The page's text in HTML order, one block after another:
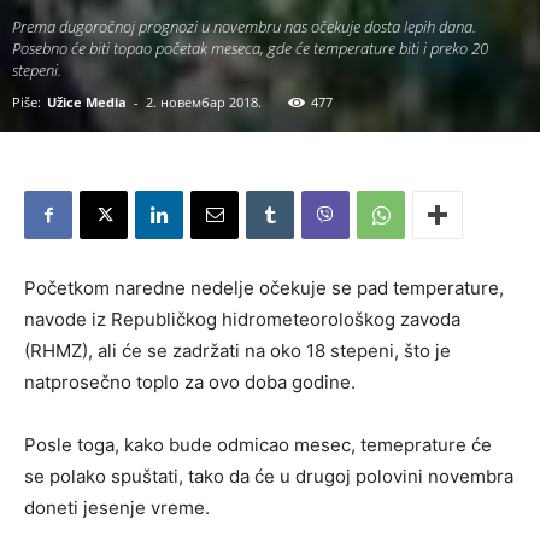
Prema dugoročnoj prognozi u novembru nas očekuje dosta lepih dana.
Posebno će biti topao početak meseca, gde će temperature biti i preko 20
stepeni.
Piše: Užice Media - 2. новембар 2018. 477
Početkom naredne nedelje očekuje se pad temperature,
navode iz Republičkog hidrometeorološkog zavoda
(RHMZ), ali će se zadržati na oko 18 stepeni, što je
natprosečno toplo za ovo doba godine.
Posle toga, kako bude odmicao mesec, temeprature će
se polako spuštati, tako da će u drugoj polovini novembra
doneti jesenje vreme.